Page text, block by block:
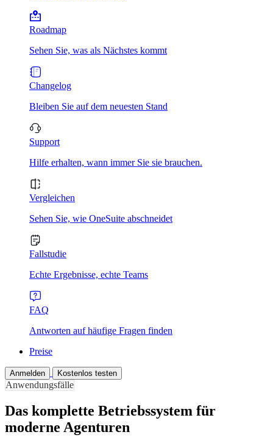
Roadmap
Sehen Sie, was als Nächstes kommt
Changelog
Bleiben Sie auf dem neuesten Stand
Support
Hilfe erhalten, wann immer Sie sie brauchen.
Vergleichen
Sehen Sie, wie OneSuite abschneidet
Fallstudie
Echte Ergebnisse, echte Teams
FAQ
Antworten auf häufige Fragen finden
Preise
Anmelden Kostenlos testen
Anwendungsfälle
Das komplette Betriebssystem für
moderne Agenturen